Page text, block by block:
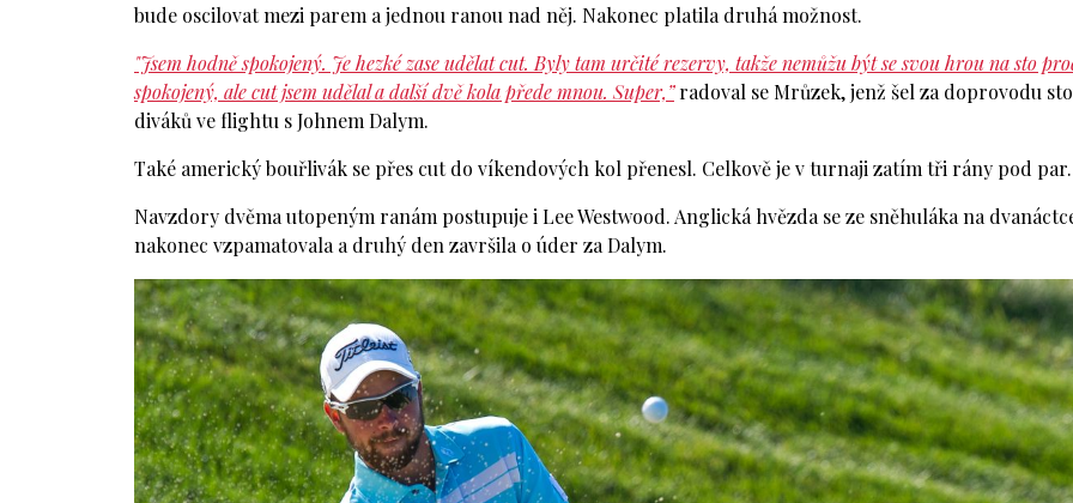
bude oscilovat mezi parem a jednou ranou nad něj. Nakonec platila druhá možnost.
"Jsem hodně spokojený. Je hezké zase udělat cut. Byly tam určité rezervy, takže nemůžu být se svou hrou na sto
spokojený, ale cut jsem udělal a další dvě kola přede mnou. Super,” radoval se Mrůzek, jenž šel za doprovodu
diváků ve flightu s Johnem Dalym.
Také americký bouřlivák se přes cut do víkendových kol přenesl. Celkově je v turnaji zatím tři rány pod par.
Navzdory dvěma utopeným ranám postupuje i Lee Westwood. Anglická hvězda se ze sněhuláka na
nakonec vzpamatovala a druhý den završila o úder za Dalym.